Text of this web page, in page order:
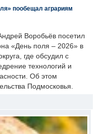
пообещал аграриям
Воробьёв посетил
«День поля – 2026» в
где обсудил с
технологий и
Об этом
Подмосковья.